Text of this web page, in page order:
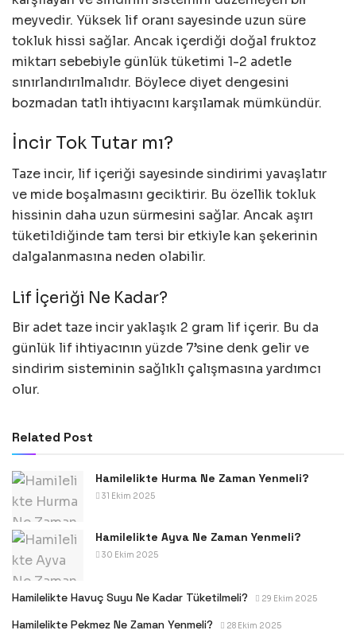
meyvedir. Yüksek lif oranı sayesinde uzun süre
tokluk hissi sağlar. Ancak içerdiği doğal fruktoz
miktarı sebebiyle günlük tüketimi 1-2 adetle
sınırlandırılmalıdır. Böylece diyet dengesini
bozmadan tatlı ihtiyacını karşılamak mümkündür.
İncir Tok Tutar mı?
Taze incir, lif içeriği sayesinde sindirimi yavaşlatır
ve mide boşalmasını geciktirir. Bu özellik tokluk
hissinin daha uzun sürmesini sağlar. Ancak aşırı
tüketildiğinde tam tersi bir etkiyle kan şekerinin
dalgalanmasına neden olabilir.
Lif İçeriği Ne Kadar?
Bir adet taze incir yaklaşık 2 gram lif içerir. Bu da
günlük lif ihtiyacının yüzde 7’sine denk gelir ve
sindirim sisteminin sağlıklı çalışmasına yardımcı
olur.
Related Post
Hamilelikte Hurma Ne Zaman Yenmeli?
31 Ekim 2025
Hamilelikte Ayva Ne Zaman Yenmeli?
30 Ekim 2025
Hamilelikte Havuç Suyu Ne Kadar Tüketilmeli? 29 Ekim 2025
Hamilelikte Pekmez Ne Zaman Yenmeli? 28 Ekim 2025